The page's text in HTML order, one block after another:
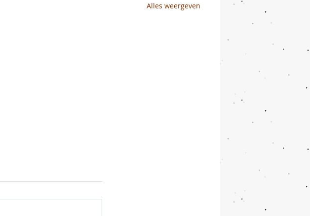
Alles weergeven